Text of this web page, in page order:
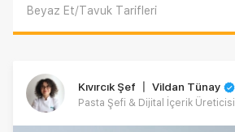
Beyaz Et/Tavuk Tarifleri
Kıvırcık Şef 〡 Vildan Tünay
Pasta Şefi & Dijital İçerik Üreticisi